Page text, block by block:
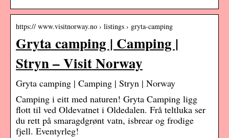
https:// www.visitnorway.no › listings › gryta-camping
Gryta camping | Camping |
Stryn – Visit Norway
Gryta camping | Camping | Stryn | Norway
Camping i eitt med naturen! Gryta Camping ligg
flott til ved Oldevatnet i Oldedalen. Frå teltluka ser
du rett på smaragdgrønt vatn, isbrear og frodige
fjell. Eventyrleg!